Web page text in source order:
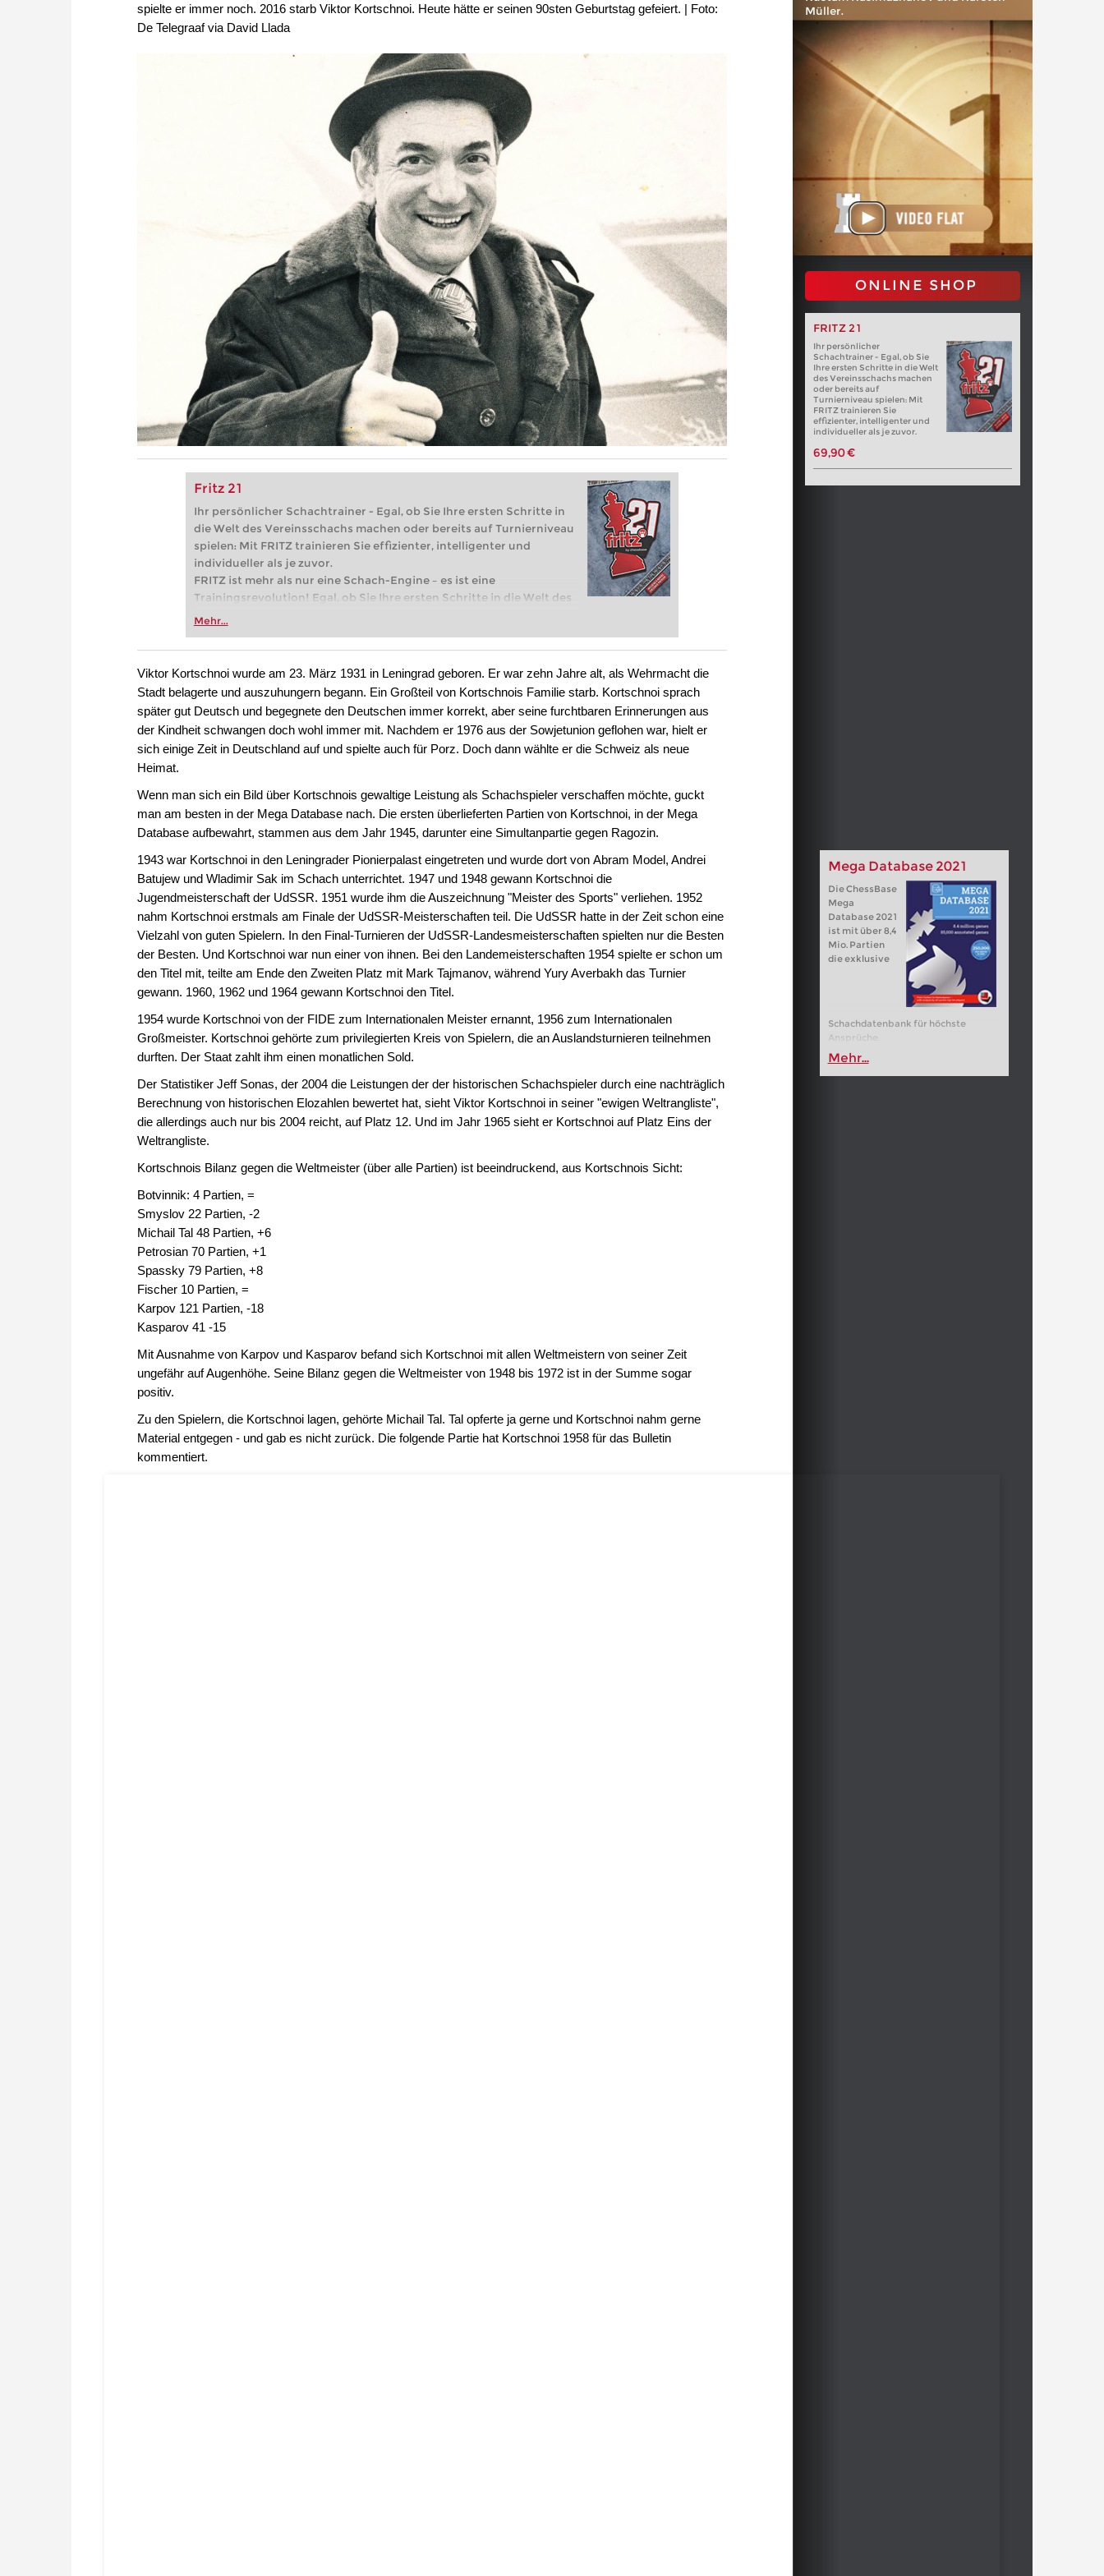
spielte er immer noch. 2016 starb Viktor Kortschnoi. Heute hätte er seinen 90sten Geburtstag gefeiert. | Foto:
De Telegraaf via David Llada
Fritz 21
Ihr persönlicher Schachtrainer - Egal, ob Sie Ihre ersten Schritte in
die Welt des Vereinsschachs machen oder bereits auf Turnierniveau
spielen: Mit FRITZ trainieren Sie effizienter, intelligenter und
individueller als je zuvor.
FRITZ ist mehr als nur eine Schach-Engine – es ist eine
Trainingsrevolution! Egal, ob Sie Ihre ersten Schritte in die Welt des
Vereinsschachs machen oder bereits auf Turnierniveau spielen: Mit
zuvor.
Mehr...
Müller.
ONLINE SHOP
FRITZ 21
Ihr persönlicher
Schachtrainer - Egal, ob Sie
Ihre ersten Schritte in die Welt
des Vereinsschachs machen
oder bereits auf
Turnierniveau spielen: Mit
FRITZ trainieren Sie
effizienter, intelligenter und
individueller als je zuvor.
69,90 €
Viktor Kortschnoi wurde am 23. März 1931 in Leningrad geboren. Er war zehn Jahre alt, als Wehrmacht die
Stadt belagerte und auszuhungern begann. Ein Großteil von Kortschnois Familie starb. Kortschnoi sprach
später gut Deutsch und begegnete den Deutschen immer korrekt, aber seine furchtbaren Erinnerungen aus
der Kindheit schwangen doch wohl immer mit. Nachdem er 1976 aus der Sowjetunion geflohen war, hielt er
sich einige Zeit in Deutschland auf und spielte auch für Porz. Doch dann wählte er die Schweiz als neue
Heimat.
Wenn man sich ein Bild über Kortschnois gewaltige Leistung als Schachspieler verschaffen möchte, guckt
man am besten in der Mega Database nach. Die ersten überlieferten Partien von Kortschnoi, in der Mega
Database aufbewahrt, stammen aus dem Jahr 1945, darunter eine Simultanpartie gegen Ragozin.
Mega Database 2021
Die ChessBase
Mega
Database 2021
ist mit über 8,4
Mio. Partien
die exklusive
Schachdatenbank für höchste
Ansprüche.
Mehr...
1943 war Kortschnoi in den Leningrader Pionierpalast eingetreten und wurde dort von Abram Model, Andrei
Batujew und Wladimir Sak im Schach unterrichtet. 1947 und 1948 gewann Kortschnoi die
Jugendmeisterschaft der UdSSR. 1951 wurde ihm die Auszeichnung "Meister des Sports" verliehen. 1952
nahm Kortschnoi erstmals am Finale der UdSSR-Meisterschaften teil. Die UdSSR hatte in der Zeit schon eine
Vielzahl von guten Spielern. In den Final-Turnieren der UdSSR-Landesmeisterschaften spielten nur die Besten
der Besten. Und Kortschnoi war nun einer von ihnen. Bei den Landemeisterschaften 1954 spielte er schon um
den Titel mit, teilte am Ende den Zweiten Platz mit Mark Tajmanov, während Yury Averbakh das Turnier
gewann. 1960, 1962 und 1964 gewann Kortschnoi den Titel.
1954 wurde Kortschnoi von der FIDE zum Internationalen Meister ernannt, 1956 zum Internationalen
Großmeister. Kortschnoi gehörte zum privilegierten Kreis von Spielern, die an Auslandsturnieren teilnehmen
durften. Der Staat zahlt ihm einen monatlichen Sold.
Der Statistiker Jeff Sonas, der 2004 die Leistungen der der historischen Schachspieler durch eine nachträglich
Berechnung von historischen Elozahlen bewertet hat, sieht Viktor Kortschnoi in seiner "ewigen Weltrangliste",
die allerdings auch nur bis 2004 reicht, auf Platz 12. Und im Jahr 1965 sieht er Kortschnoi auf Platz Eins der
Weltrangliste.
Kortschnois Bilanz gegen die Weltmeister (über alle Partien) ist beeindruckend, aus Kortschnois Sicht:
Botvinnik: 4 Partien, =
Smyslov 22 Partien, -2
Michail Tal 48 Partien, +6
Petrosian 70 Partien, +1
Spassky 79 Partien, +8
Fischer 10 Partien, =
Karpov 121 Partien, -18
Kasparov 41 -15
Mit Ausnahme von Karpov und Kasparov befand sich Kortschnoi mit allen Weltmeistern von seiner Zeit
ungefähr auf Augenhöhe. Seine Bilanz gegen die Weltmeister von 1948 bis 1972 ist in der Summe sogar
positiv.
Zu den Spielern, die Kortschnoi lagen, gehörte Michail Tal. Tal opferte ja gerne und Kortschnoi nahm gerne
Material entgegen - und gab es nicht zurück. Die folgende Partie hat Kortschnoi 1958 für das Bulletin
kommentiert.